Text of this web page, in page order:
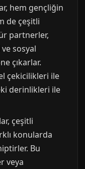
hem gençliğin
de çeşitli
partnerler,
sosyal
çıkarlar.
çekicilikleri ile
derinlikleri ile
çeşitli
konularda
Bu
veya